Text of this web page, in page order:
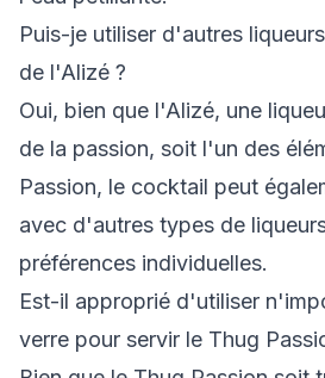
Puis-je utiliser d'autres
de l'Alizé ?
Oui, bien que l'Alizé, une
de la passion, soit l'un des
Passion, le cocktail peut
avec d'autres types de
préférences individuelles.
Est-il approprié d'utiliser
verre pour servir le Thug